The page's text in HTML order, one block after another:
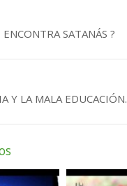
SATANÁS ?
Y LA MALA EDUCACIÓN.